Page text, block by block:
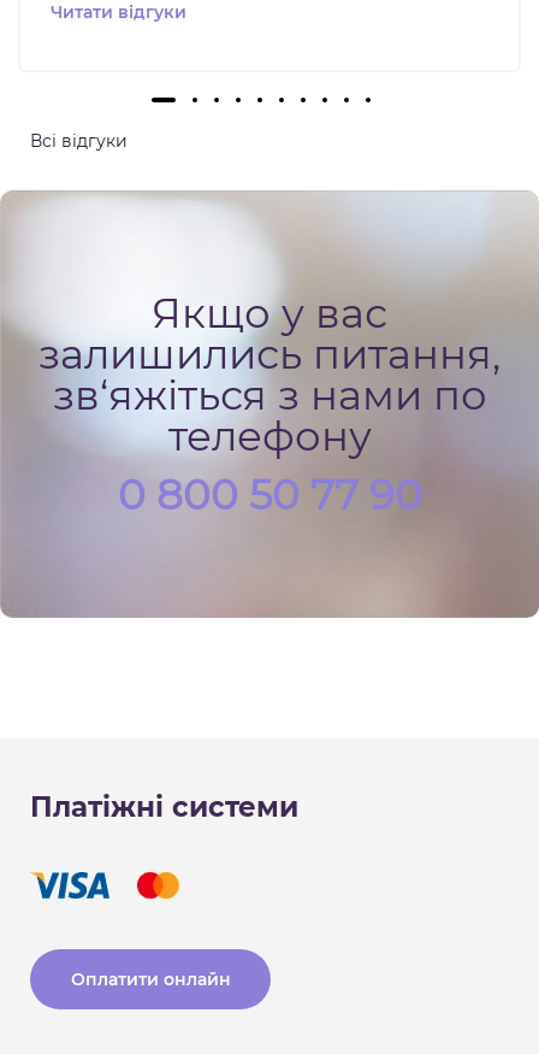
турбувало, ми були на звʼязку для подальшого
клініку хочеться і не страшно повертатися. Ще
хочу відмітити , що в клініці дуже чисто та
пацієнта.
Читати відгуки
Всі відгуки
Якщо у вас
залишились питання,
зв‘яжіться з нами по
телефону
0 800 50 77 90
Платіжні системи
Оплатити онлайн